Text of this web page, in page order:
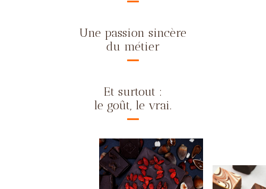
Une passion sincère
du métier
Et surtout :
le goût, le vrai.